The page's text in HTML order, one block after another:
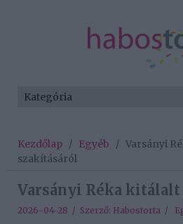
Kezdőlap / Egyéb / Varsányi
szakításáról
Varsányi Réka
2026-04-28 / Szerző: Habostorta /